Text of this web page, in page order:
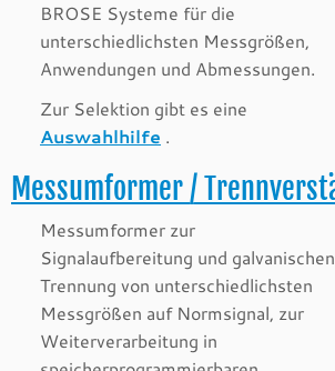
BROSE Systeme für die
unterschiedlichsten Messgrößen,
Anwendungen und Abmessungen.
Zur Selektion gibt es eine
Auswahlhilfe .
Messumformer /
Messumformer zur
Signalaufbereitung und galvanischen
Trennung von unterschiedlichsten
Messgrößen auf Normsignal, zur
Weiterverarbeitung in